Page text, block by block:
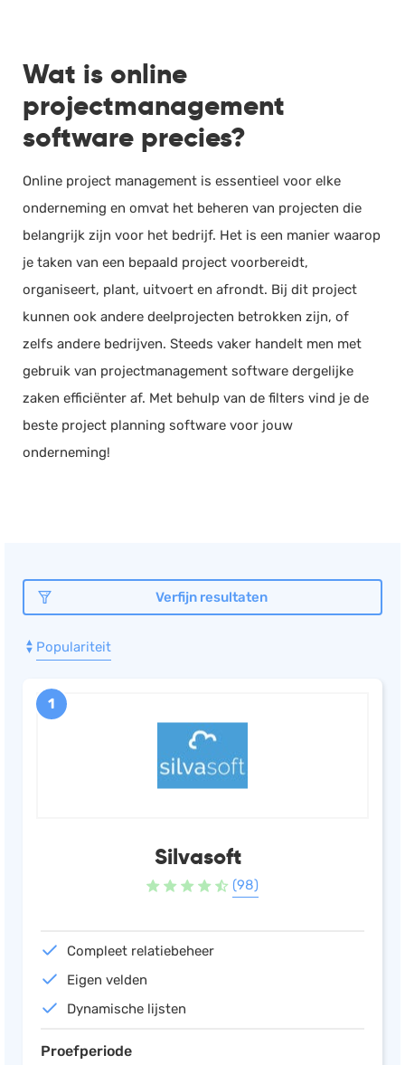
Wat is online
projectmanagement
software precies?
Online project management is essentieel voor elke
onderneming en omvat het beheren van projecten die
belangrijk zijn voor het bedrijf. Het is een manier waarop
je taken van een bepaald project voorbereidt,
organiseert, plant, uitvoert en afrondt. Bij dit project
kunnen ook andere deelprojecten betrokken zijn, of
zelfs andere bedrijven. Steeds vaker handelt men met
gebruik van projectmanagement software dergelijke
zaken efficiënter af. Met behulp van de filters vind je de
beste project planning software voor jouw
onderneming!
Verfijn resultaten
Populariteit
1
Silvasoft
(98)
Compleet relatiebeheer
Eigen velden
Dynamische lijsten
Proefperiode